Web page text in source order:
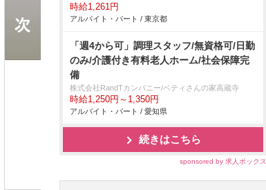
時給1,261円
アルバイト・パート / 東京都
「週4から可」調理スタッフ/無資格可/日勤
のみ/介護付き有料老人ホーム/社会保障完
備
株式会社RandTカンパニー/ベティさんの家高蔵寺
時給1,250円～1,350円
アルバイト・パート / 愛知県
続きはこちら
sponsored by 求人ボックス